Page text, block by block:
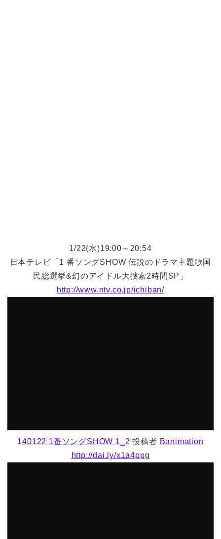
1/22(水)19:00～20:54
日本テレビ「1 番ソングSHOW 伝説のドラマ主題歌国
民総選挙&幻のアイドル大捜索2時間SP」
http://www.ntv.co.jp/ichiban/
140122 1番ソングSHOW 1_2 投稿者 Banimation
http://dai.ly/x1a4ppg